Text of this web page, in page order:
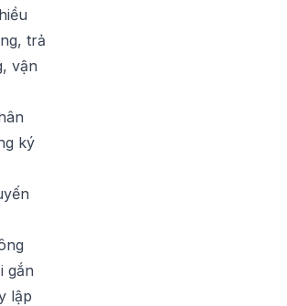
trả
vận
ký
gắn
lập